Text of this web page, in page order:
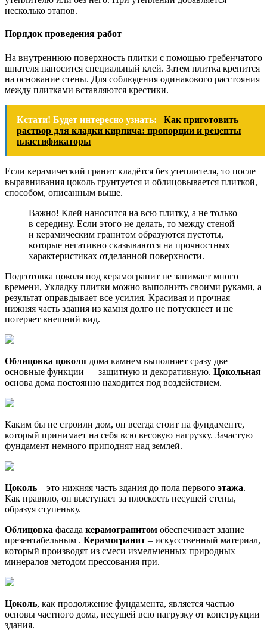
несколько этапов.
Порядок проведения работ
На внутреннюю поверхность плитки с помощью гребенчатого
шпателя наносится специальный клей. Затем плитка крепится
на основание стены. Для соблюдения одинакового расстояния
между плитками вставляются крестики.
Кстати! Будет интересно узнать:
Как приготовить
раствор для кладки кирпича: пропорции и рецепты
пластификаторы
Если керамический гранит кладётся без утеплителя, то после
выравнивания цоколь грунтуется и облицовывается плиткой,
способом, описанным выше.
Важно! Клей наносится на всю плитку, а не только
в середину. Если этого не делать, то между стеной
и керамическим гранитом образуются пустоты,
которые негативно сказываются на прочностных
характеристиках отделанной поверхности.
Подготовка цоколя под керамогранит не занимает много
времени, Укладку плитки можно выполнить своими руками, а
результат оправдывает все усилия. Красивая и прочная
нижняя часть здания из камня долго не потускнеет и не
потеряет внешний вид.
Облицовка цоколя дома камнем выполняет сразу две
основные функции — защитную и декоративную. Цокольная
основа дома постоянно находится под воздействием.
Каким бы не строили дом, он всегда стоит на фундаменте,
который принимает на себя всю весовую нагрузку. Зачастую
фундамент немного приподнят над землей.
Цоколь – это нижняя часть здания до пола первого этажа.
Как правило, он выступает за плоскость несущей стены,
образуя ступеньку.
Облицовка фасада керамогранитом обеспечивает здание
презентабельным . Керамогранит – искусственный материал,
который производят из смеси измельченных природных
минералов методом прессования при.
Цоколь, как продолжение фундамента, является частью
основы частного дома, несущей всю нагрузку от конструкции
здания.